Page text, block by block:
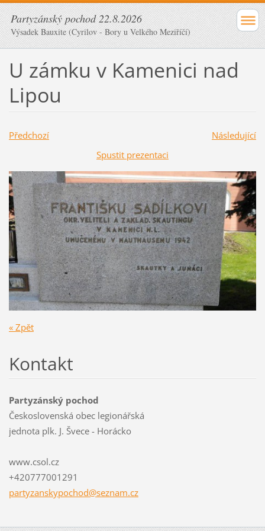
Partyzánský pochod 22.8.2026
Výsadek Bauxite (Cyrilov - Bory u Velkého Meziříčí)
U zámku v Kamenici nad
Lipou
Předchozí
Následující
Spustit prezentaci
« Zpět
Kontakt
Partyzánský pochod
Československá obec legionářská
jednota plk. J. Švece - Horácko
www.csol.cz
+420777001291
partyzanskypochod@seznam.cz